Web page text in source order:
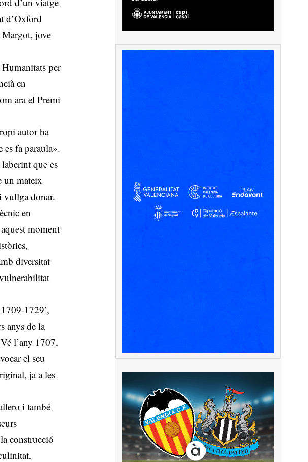
d’Oxford
Margot, jove
per
en
ara el Premi
autor ha
fa paraula».
que es
un mateix
vullga donar.
en
moment
diversitat
1729’,
anys de la
l’any 1707,
el seu
ja a les
i també
construcció